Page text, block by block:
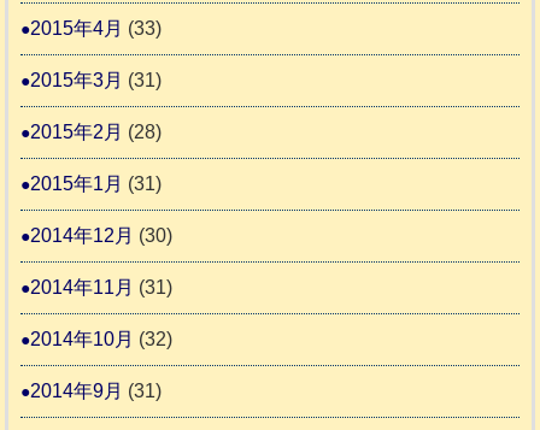
2015年4月 (33)
2015年3月 (31)
2015年2月 (28)
2015年1月 (31)
2014年12月 (30)
2014年11月 (31)
2014年10月 (32)
2014年9月 (31)